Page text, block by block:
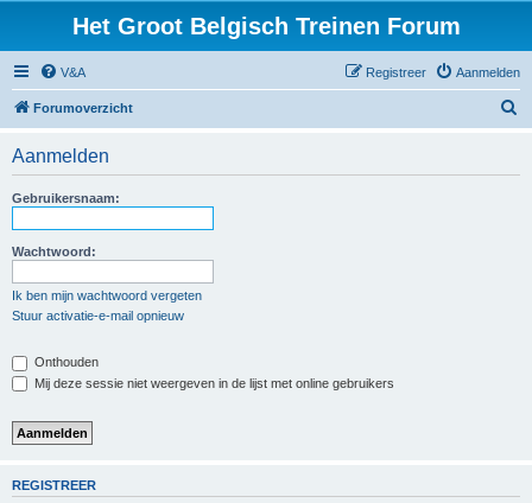
Het Groot Belgisch Treinen Forum
V&A Aanmelden
Registreer
Forumoverzicht
Aanmelden
Gebruikersnaam:
Wachtwoord:
Ik ben mijn wachtwoord vergeten
Stuur activatie-e-mail opnieuw
Onthouden
Mij deze sessie niet weergeven in de lijst met online gebruikers
REGISTREER